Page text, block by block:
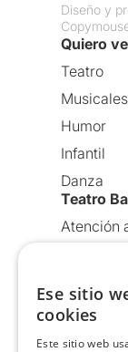
Diseño y
Quiero
Teatro
Musicales
Humor
Infantil
Danza
Teatro
Atención
Política
Ese sitio
cookies
Este sitio web